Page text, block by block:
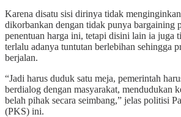
Karena disatu sisi dirinya tidak
dikorbankan dengan tidak punya bargaining
penentuan harga ini, tetapi disini lain ia juga
terlalu adanya tuntutan berlebihan sehingga
berjalan.
“Jadi harus duduk satu meja, pemerintah
berdialog dengan masyarakat, mendudukan
belah pihak secara seimbang,” jelas politisi
(PKS) ini.